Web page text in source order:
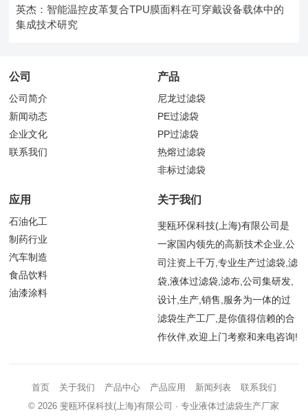
英杰：智能温控皮革复合TPU膜面料在可穿戴设备载体中的
集成技术研究
公司
公司简介
新闻动态
企业文化
联系我们
产品
尼龙过滤袋
PE过滤袋
PP过滤袋
热熔过滤袋
非标过滤袋
应用
石油化工
制药行业
汽车制造
食品饮料
油漆涂料
关于我们
斐瓯环保科技(上海)有限公司是
一家国内领先的高新技术企业,公
司注资上千万,专业生产过滤袋,滤
袋,液体过滤袋,滤布,公司集研发,
设计,生产,销售,服务为一体的过
滤袋生产工厂,是你值得信赖的合
作伙伴,欢迎上门考察和来电咨询!
首页 关于我们 产品中心 产品应用 新闻列表
联系我们
© 2026斐瓯环保科技(上海)有限公司 · 专业液体过滤袋生产厂家